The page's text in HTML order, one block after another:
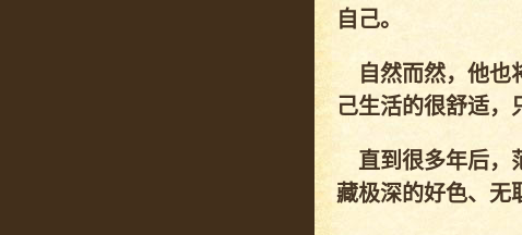
自己。
自然而然，他也
己生活的很舒适，
直到很多年后，
藏极深的好色、无